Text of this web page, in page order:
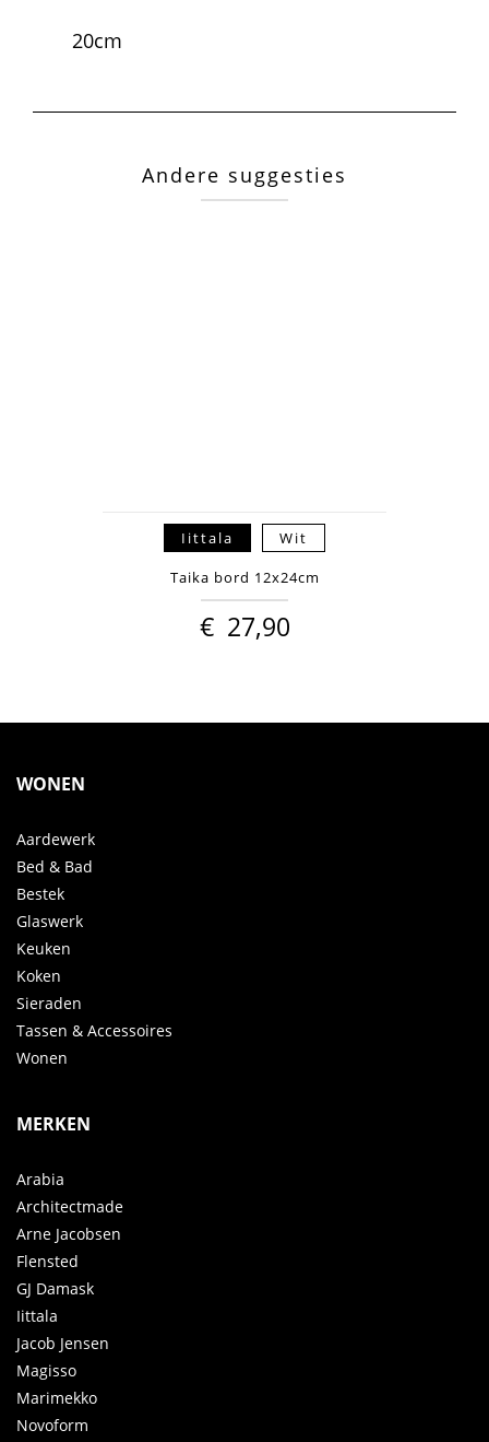
20cm
Andere suggesties
Iittala Wit
Taika bord 12x24cm
€ 27,90
WONEN
Aardewerk
Bed & Bad
Bestek
Glaswerk
Keuken
Koken
Sieraden
Tassen & Accessoires
Wonen
MERKEN
Arabia
Architectmade
Arne Jacobsen
Flensted
GJ Damask
Iittala
Jacob Jensen
Magisso
Marimekko
Novoform